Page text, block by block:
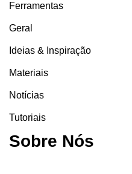
Ferramentas
Geral
Ideias & Inspiração
Materiais
Notícias
Tutoriais
Sobre Nós